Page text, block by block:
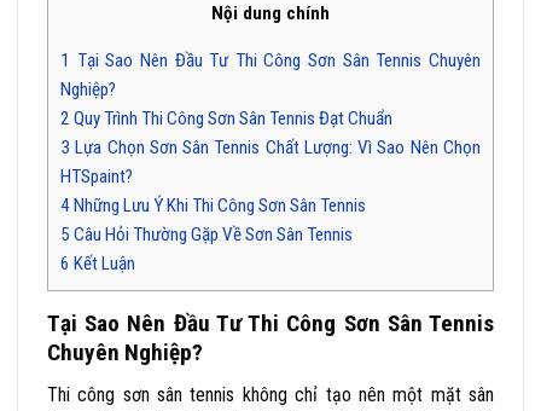
Nội dung chính
1 Tại Sao Nên Đầu Tư Thi Công Sơn Sân Tennis Chuyên
Nghiệp?
2 Quy Trình Thi Công Sơn Sân Tennis Đạt Chuẩn
3 Lựa Chọn Sơn Sân Tennis Chất Lượng: Vì Sao Nên Chọn
HTSpaint?
4Những Lưu Ý Khi Thi Công Sơn Sân Tennis
5 Câu Hỏi Thường Gặp Về Sơn Sân Tennis
6 Kết Luận
Tại Sao Nên Đầu Tư Thi Công Sơn Sân Tennis
Chuyên Nghiệp?
Thi công sơn sân tennis không chỉ tạo nên một mặt sân